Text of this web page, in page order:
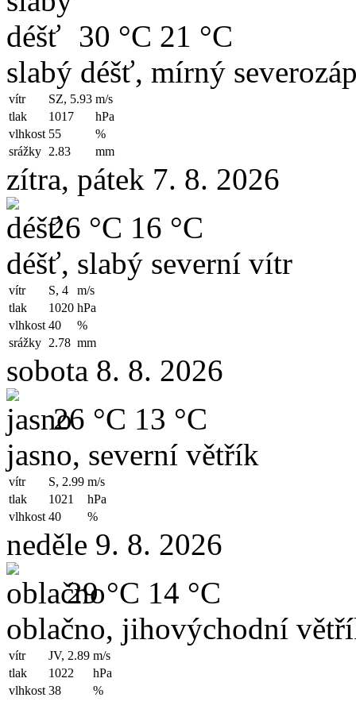
30 °C 21 °C
slabý déšť, mírný
vítr SZ, 5.93 m/s
tlak
1017
hPa
vlhkost 55
%
srážky 2.83 mm
zítra, pátek 7. 8. 2026
26 °C 16 °C
déšť, slabý severní vítr
vítr S, 4
m/s
tlak
1020 hPa
vlhkost 40
%
srážky 2.78 mm
sobota 8. 8. 2026
26 °C 13 °C
jasno, severní větřík
vítr S, 2.99 m/s
tlak
1021
hPa
vlhkost 40 %
neděle 9. 8. 2026
29 °C 14 °C
oblačno, jihovýchodní
vítr JV, 2.89 m/s
tlak
1022
hPa
vlhkost 38 %